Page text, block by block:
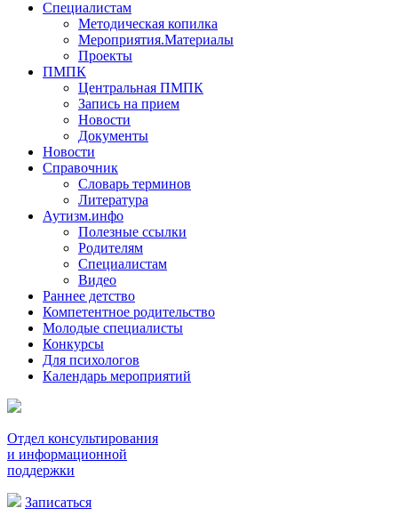
Специалистам
Методическая копилка
Мероприятия.Материалы
Проекты
ПМПК
Центральная ПМПК
Запись на прием
Новости
Документы
Новости
Справочник
Словарь терминов
Литература
Аутизм.инфо
Полезные ссылки
Родителям
Специалистам
Видео
Раннее детство
Компетентное родительство
Молодые специалисты
Конкурсы
Для психологов
Календарь мероприятий
Отдел консультирования
и информационной
поддержки
Записаться